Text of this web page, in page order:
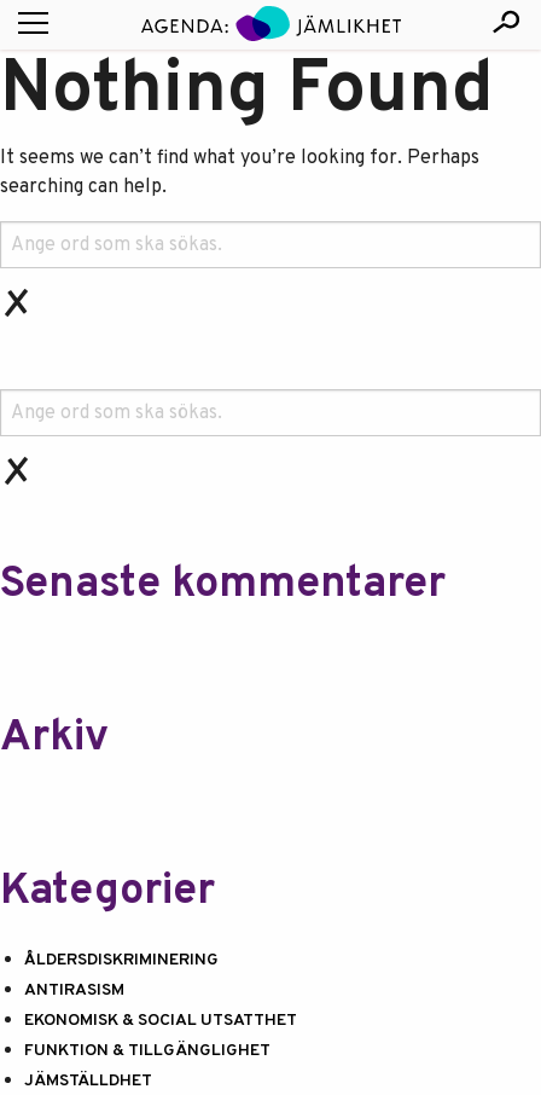
Nothing Found
It seems we can’t find what you’re looking for. Perhaps
searching can help.
Senaste kommentarer
Arkiv
Kategorier
ÅLDERSDISKRIMINERING
ANTIRASISM
EKONOMISK & SOCIAL UTSATTHET
FUNKTION & TILLGÄNGLIGHET
JÄMSTÄLLDHET